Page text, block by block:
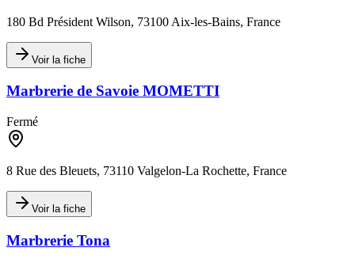
180 Bd Président Wilson, 73100 Aix-les-Bains, France
Voir la fiche
Marbrerie de Savoie MOMETTI
Fermé
8 Rue des Bleuets, 73110 Valgelon-La Rochette, France
Voir la fiche
Marbrerie Tona